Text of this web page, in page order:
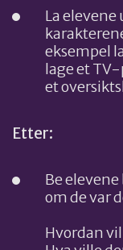
La
eksempel
lage et
et
Etter:
Be
om de var
Hvordan